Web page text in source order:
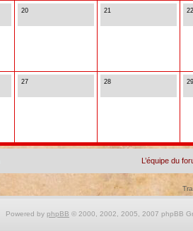
20 21 22
27 28 29
L’équipe du
Powered by phpBB © 2000, 2002, 2005, 2007 phpBB